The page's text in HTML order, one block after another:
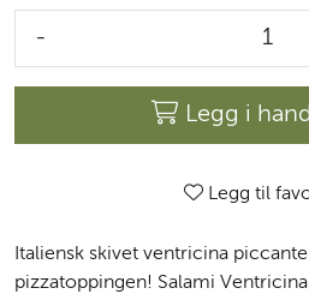
-
Legg i
Legg til
Italiensk skivet ventricina
pizzatoppingen! Salami